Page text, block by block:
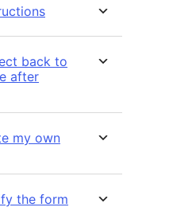
back to
after
my own
the form